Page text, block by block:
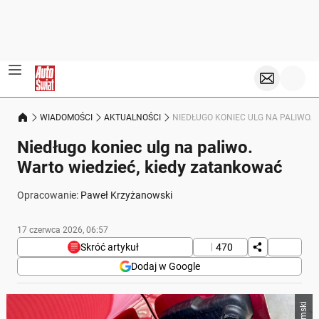
WIADOMOŚCI AKTUALNOŚCI NIEDŁUGO KONIEC ULG NA PALIWO.
Niedługo koniec ulg na paliwo.
Warto wiedzieć, kiedy zatankować
Opracowanie: Paweł Krzyżanowski
17 czerwca 2026, 06:57
Skróć artykuł
470
Dodaj w Google
Poniżej streszczenie artykułu:
Skrót przygotowany przez Onet Czat z AI, może zawierać błędy.